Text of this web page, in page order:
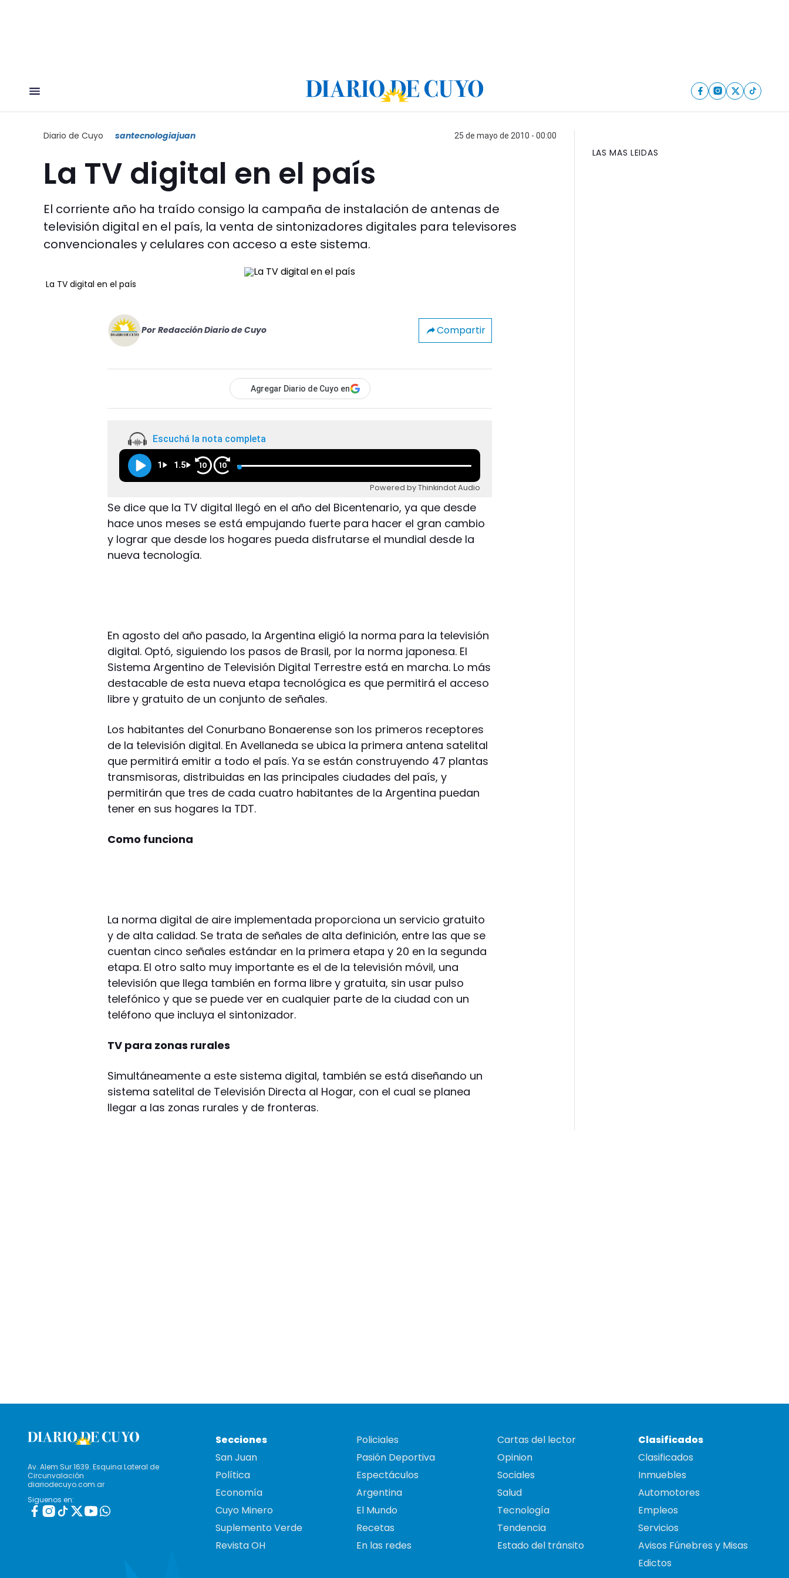
Diario de Cuyo santecnologiajuan 25 de mayo de 2010 - 00:00
La TV digital en el país
El corriente año ha traído consigo la campaña de instalación de antenas de
televisión digital en el país, la venta de sintonizadores digitales para televisores
convencionales y celulares con acceso a este sistema.
La TV digital en el país
Por Redacción Diario de Cuyo Compartir
Agregar Diario de Cuyo en
Escuchá la nota completa
1 1.5 10 10
Powered by Thinkindot Audio
Se dice que la TV digital llegó en el año del Bicentenario, ya que desde
hace unos meses se está empujando fuerte para hacer el gran cambio
y lograr que desde los hogares pueda disfrutarse el mundial desde la
nueva tecnología.
En agosto del año pasado, la Argentina eligió la norma para la televisión
digital. Optó, siguiendo los pasos de Brasil, por la norma japonesa. El
Sistema Argentino de Televisión Digital Terrestre está en marcha. Lo más
destacable de esta nueva etapa tecnológica es que permitirá el acceso
libre y gratuito de un conjunto de señales.
Los habitantes del Conurbano Bonaerense son los primeros receptores
de la televisión digital. En Avellaneda se ubica la primera antena satelital
que permitirá emitir a todo el país. Ya se están construyendo 47 plantas
transmisoras, distribuidas en las principales ciudades del país, y
permitirán que tres de cada cuatro habitantes de la Argentina puedan
tener en sus hogares la TDT.
Como funciona
La norma digital de aire implementada proporciona un servicio gratuito
y de alta calidad. Se trata de señales de alta definición, entre las que se
cuentan cinco señales estándar en la primera etapa y 20 en la segunda
etapa. El otro salto muy importante es el de la televisión móvil, una
televisión que llega también en forma libre y gratuita, sin usar pulso
telefónico y que se puede ver en cualquier parte de la ciudad con un
teléfono que incluya el sintonizador.
TV para zonas rurales
Simultáneamente a este sistema digital, también se está diseñando un
sistema satelital de Televisión Directa al Hogar, con el cual se planea
llegar a las zonas rurales y de fronteras.
LAS MAS LEIDAS
Av. Alem Sur 1639. Esquina Lateral de
Circunvalación
diariodecuyo.com.ar
Siguenos en:
Secciones
San Juan
Política
Economía
Cuyo Minero
Suplemento Verde
Revista OH
Policiales
Pasión Deportiva
Espectáculos
Argentina
El Mundo
Recetas
En las redes
Cartas del lector
Opinion
Sociales
Salud
Tecnología
Tendencia
Estado del tránsito
Clasificados
Clasificados
Inmuebles
Automotores
Empleos
Servicios
Avisos Fúnebres y Misas
Edictos